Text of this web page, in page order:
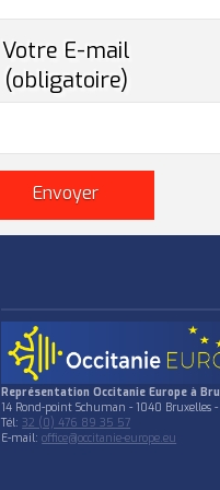
Votre E-mail
(obligatoire)
Représentation Occitanie Europe à
14 Rond-point Schuman - 1040 Bruxelles
Tél:32 (0) 476 89 35 57
E-mail:office@occitanie-europe.eu